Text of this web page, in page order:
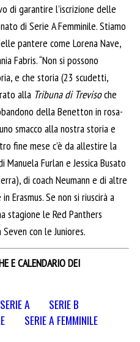
di garantire l’iscrizione delle
di Serie A Femminile. Stiamo
pantere come Lorena Nave,
Fabris. “Non si possono
e che storia (23 scudetti,
alla Tribuna di Trevisoche
della Benetton in rosa-
smacco alla nostra storia e
fine mese c’è da allestire la
Furlan e Jessica Busato
di coach Neumann e di altre
Erasmus. Se non si riuscirà a
stagione le Red Panthers
con le Juniores.
E CALENDARIO DEI
SERIE A
SERIE B
SERIE A FEMMINILE